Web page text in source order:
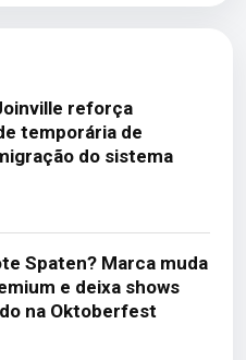
reforça
temporária de
do sistema
Spaten? Marca muda
e deixa shows
na Oktoberfest